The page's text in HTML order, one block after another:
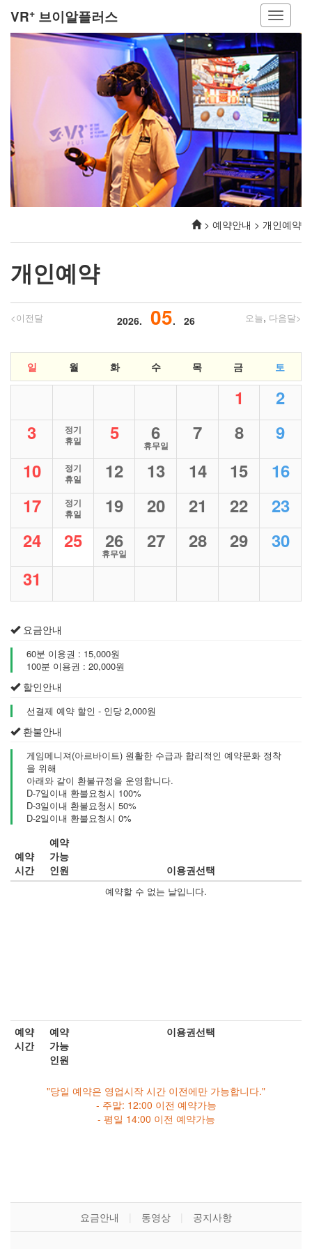
VR+ 브이알플러스
> 예약안내 > 개인예약
개인예약
<이전달 2026. 05. 26 오늘, 다음달>
일 월 화 수 목 금 토
1
2
3
정기
휴일
5 6
휴무일
7 8
9
10
정기
휴일
12 13 14 15
16
17
정기
휴일
19 20 21 22
23
24
25 26
휴무일
27 28 29
30
31
요금안내
60분 이용권 : 15,000원
100분 이용권 : 20,000원
할인안내
선결제 예약 할인 - 인당 2,000원
환불안내
게임메니져(아르바이트) 원활한 수급과 합리적인 예약문화 정착
을 위해
아래와 같이 환불규정을 운영합니다.
D-7일이내 환불요청시 100%
D-3일이내 환불요청시 50%
D-2일이내 환불요청시 0%
예약
시간
예약
가능
인원
이용권선택
예약할 수 없는 날입니다.
예약
시간
예약
가능
인원
이용권선택
"당일 예약은 영업시작 시간 이전에만 가능합니다."
- 주말: 12:00 이전 예약가능
- 평일 14:00 이전 예약가능
요금안내 동영상 공지사항